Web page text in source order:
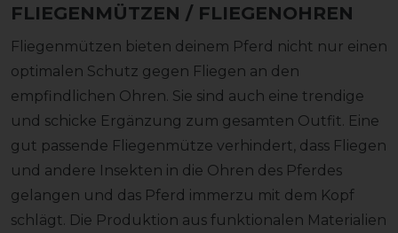
FLIEGENMÜTZEN / FLIEGENOHREN
Fliegenmützen bieten deinem Pferd nicht nur einen
optimalen Schutz gegen Fliegen an den
empfindlichen Ohren. Sie sind auch eine trendige
und schicke Ergänzung zum gesamten Outfit. Eine
gut passende Fliegenmütze verhindert, dass Fliegen
und andere Insekten in die Ohren des Pferdes
gelangen und das Pferd immerzu mit dem Kopf
schlägt. Die Produktion aus funktionalen Materialien